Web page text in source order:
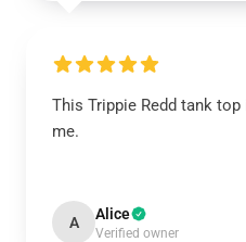
This Trippie Redd tank
me.
A Alice
Verified owner